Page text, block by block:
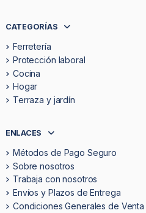
CATEGORÍAS
Ferretería
Protección laboral
Cocina
Hogar
Terraza y jardín
ENLACES
Métodos de Pago Seguro
Sobre nosotros
Trabaja con nosotros
Envíos y Plazos de Entrega
Condiciones Generales de Venta